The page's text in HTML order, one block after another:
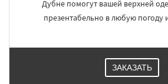
Дубне помогут вашей верхней
презентабельно в любую погоду
ЗАКАЗАТЬ